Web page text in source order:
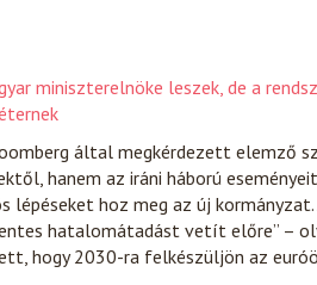
miniszterelnöke leszek, de a
által megkérdezett elemző
hanem az iráni háború
lépéseket hoz meg az új
hatalomátadást vetít előre” –
hogy 2030-ra felkészüljön az